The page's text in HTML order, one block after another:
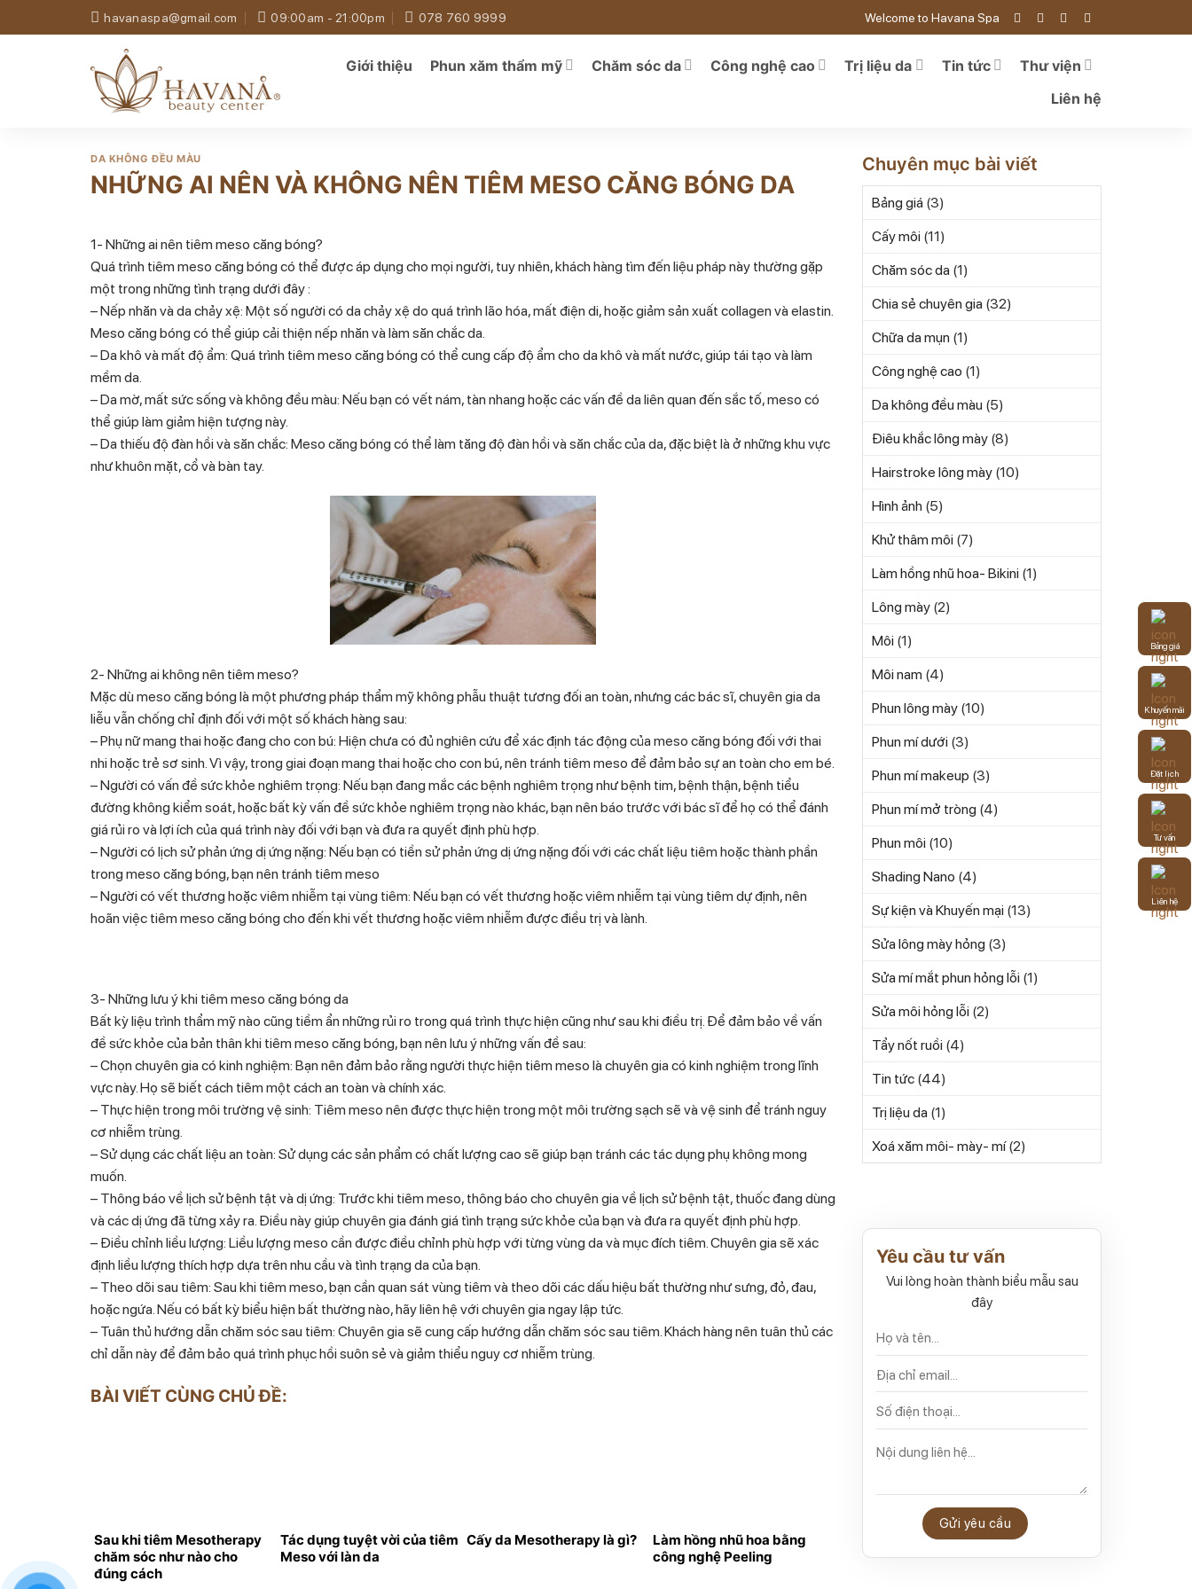
to
havanaspa@gmail.com 09:00am - 21:00pm 078 760 9999 Welcome to Havana Spa
Giới thiệu Phun xăm thẩm mỹ Chăm sóc da Công nghệ cao Trị liệu da Tin tức
Thư viện
Liên hệ
DA KHÔNG ĐỀU MÀU
NHỮNG AI NÊN VÀ KHÔNG NÊN TIÊM MESO CĂNG BÓNG DA
1- Những ai nên tiêm meso căng bóng?
Quá trình tiêm meso căng bóng có thể được áp dụng cho mọi người, tuy nhiên, khách hàng tìm đến liệu pháp này thường gặp
một trong những tình trạng dưới đây :
– Nếp nhăn và da chảy xệ: Một số người có da chảy xệ do quá trình lão hóa, mất điện di, hoặc giảm sản xuất collagen và elastin.
Meso căng bóng có thể giúp cải thiện nếp nhăn và làm săn chắc da.
– Da khô và mất độ ẩm: Quá trình tiêm meso căng bóng có thể cung cấp độ ẩm cho da khô và mất nước, giúp tái tạo và làm
mềm da.
– Da mờ, mất sức sống và không đều màu: Nếu bạn có vết nám, tàn nhang hoặc các vấn đề da liên quan đến sắc tố, meso có
thể giúp làm giảm hiện tượng này.
– Da thiếu độ đàn hồi và săn chắc: Meso căng bóng có thể làm tăng độ đàn hồi và săn chắc của da, đặc biệt là ở những khu vực
như khuôn mặt, cổ và bàn tay.
2- Những ai không nên tiêm meso?
Mặc dù meso căng bóng là một phương pháp thẩm mỹ không phẫu thuật tương đối an toàn, nhưng các bác sĩ, chuyên gia da
liễu vẫn chống chỉ định đối với một số khách hàng sau:
– Phụ nữ mang thai hoặc đang cho con bú: Hiện chưa có đủ nghiên cứu để xác định tác động của meso căng bóng đối với thai
nhi hoặc trẻ sơ sinh. Vì vậy, trong giai đoạn mang thai hoặc cho con bú, nên tránh tiêm meso để đảm bảo sự an toàn cho em bé.
– Người có vấn đề sức khỏe nghiêm trọng: Nếu bạn đang mắc các bệnh nghiêm trọng như bệnh tim, bệnh thận, bệnh tiểu
đường không kiểm soát, hoặc bất kỳ vấn đề sức khỏe nghiêm trọng nào khác, bạn nên báo trước với bác sĩ để họ có thể đánh
giá rủi ro và lợi ích của quá trình này đối với bạn và đưa ra quyết định phù hợp.
– Người có lịch sử phản ứng dị ứng nặng: Nếu bạn có tiền sử phản ứng dị ứng nặng đối với các chất liệu tiêm hoặc thành phần
trong meso căng bóng, bạn nên tránh tiêm meso
– Người có vết thương hoặc viêm nhiễm tại vùng tiêm: Nếu bạn có vết thương hoặc viêm nhiễm tại vùng tiêm dự định, nên
hoãn việc tiêm meso căng bóng cho đến khi vết thương hoặc viêm nhiễm được điều trị và lành.
3- Những lưu ý khi tiêm meso căng bóng da
Bất kỳ liệu trình thẩm mỹ nào cũng tiềm ẩn những rủi ro trong quá trình thực hiện cũng như sau khi điều trị. Để đảm bảo về vấn
đề sức khỏe của bản thân khi tiêm meso căng bóng, bạn nên lưu ý những vấn đề sau:
– Chọn chuyên gia có kinh nghiệm: Bạn nên đảm bảo rằng người thực hiện tiêm meso là chuyên gia có kinh nghiệm trong lĩnh
vực này. Họ sẽ biết cách tiêm một cách an toàn và chính xác.
– Thực hiện trong môi trường vệ sinh: Tiêm meso nên được thực hiện trong một môi trường sạch sẽ và vệ sinh để tránh nguy
cơ nhiễm trùng.
– Sử dụng các chất liệu an toàn: Sử dụng các sản phẩm có chất lượng cao sẽ giúp bạn tránh các tác dụng phụ không mong
muốn.
– Thông báo về lịch sử bệnh tật và dị ứng: Trước khi tiêm meso, thông báo cho chuyên gia về lịch sử bệnh tật, thuốc đang dùng
và các dị ứng đã từng xảy ra. Điều này giúp chuyên gia đánh giá tình trạng sức khỏe của bạn và đưa ra quyết định phù hợp.
– Điều chỉnh liều lượng: Liều lượng meso cần được điều chỉnh phù hợp với từng vùng da và mục đích tiêm. Chuyên gia sẽ xác
định liều lượng thích hợp dựa trên nhu cầu và tình trạng da của bạn.
– Theo dõi sau tiêm: Sau khi tiêm meso, bạn cần quan sát vùng tiêm và theo dõi các dấu hiệu bất thường như sưng, đỏ, đau,
hoặc ngứa. Nếu có bất kỳ biểu hiện bất thường nào, hãy liên hệ với chuyên gia ngay lập tức.
– Tuân thủ hướng dẫn chăm sóc sau tiêm: Chuyên gia sẽ cung cấp hướng dẫn chăm sóc sau tiêm. Khách hàng nên tuân thủ các
chỉ dẫn này để đảm bảo quá trình phục hồi suôn sẻ và giảm thiểu nguy cơ nhiễm trùng.
BÀI VIẾT CÙNG CHỦ ĐỀ:
Sau khi tiêm Mesotherapy
chăm sóc như nào cho
đúng cách
Tác dụng tuyệt vời của tiêm
Meso với làn da
Cấy da Mesotherapy là gì?
Làm hồng nhũ hoa bằng
công nghệ Peeling
Chuyên mục bài viết
Bảng giá (3)
Cấy môi (11)
Chăm sóc da (1)
Chia sẻ chuyên gia (32)
Chữa da mụn (1)
Công nghệ cao (1)
Da không đều màu (5)
Điêu khắc lông mày (8)
Hairstroke lông mày (10)
Hình ảnh (5)
Khử thâm môi (7)
Làm hồng nhũ hoa- Bikini (1)
Lông mày (2)
Môi (1)
Môi nam (4)
Phun lông mày (10)
Phun mí dưới (3)
Phun mí makeup (3)
Phun mí mở tròng (4)
Phun môi (10)
Shading Nano (4)
Sự kiện và Khuyến mại (13)
Sửa lông mày hỏng (3)
Sửa mí mắt phun hỏng lỗi (1)
Sửa môi hỏng lỗi (2)
Tẩy nốt ruồi (4)
Tin tức (44)
Trị liệu da (1)
Xoá xăm môi- mày- mí(2)
Yêu cầu tư vấn
Vui lòng hoàn thành biểu mẫu sau
đây
Bảng giá
Khuyến mãi
Đặt lịch
Tư vấn
Liên hệ